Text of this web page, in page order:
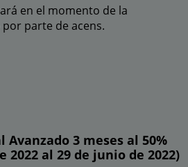
en el momento de la
parte de acens.
3 meses al 50%
2022 al 29 de junio de 2022)